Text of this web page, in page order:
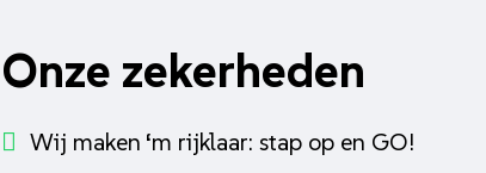
Onze zekerheden
Wij maken ‘m rijklaar: stap op en GO!